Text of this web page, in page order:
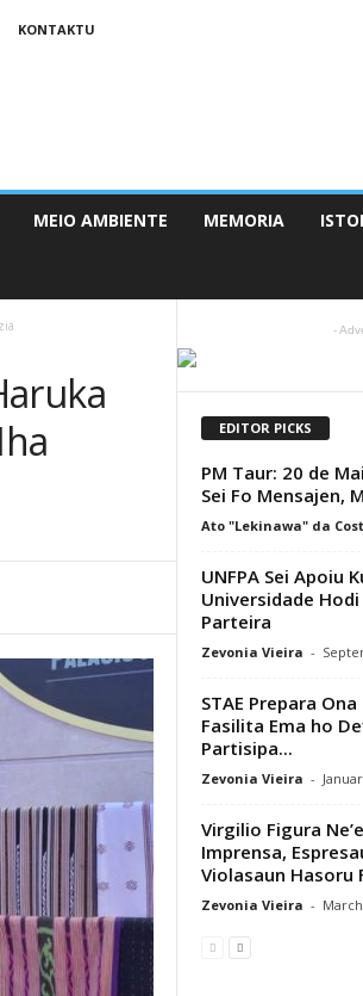
KONTAKTU
MEIO AMBIENTE MEMORIA
-
EDITOR PICKS
PM Taur: 20 de
Sei Fo Mensajen,
Ato "Lekinawa" da
UNFPA Sei Apoiu
Universidade
Parteira
Zevonia Vieira -
STAE Prepara
Fasilita Ema ho
Partisipa...
Zevonia Vieira -
Virgilio Figura
Imprensa,
Violasaun Hasoru
Zevonia Vieira -